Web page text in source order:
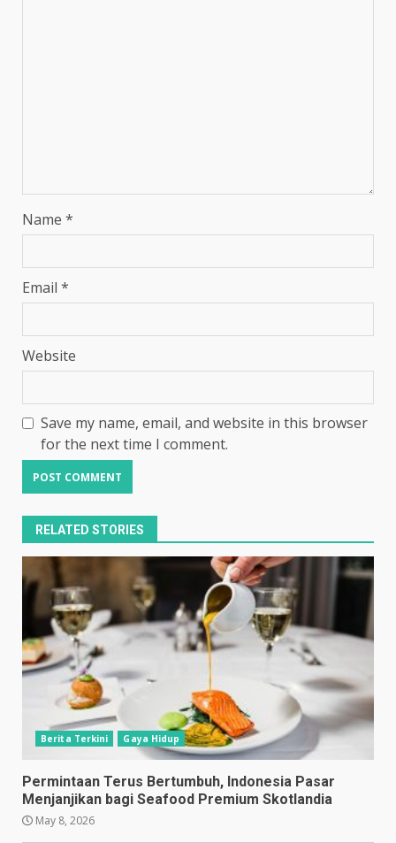
Name *
Email *
Website
Save my name, email, and website in this browser
for the next time I comment.
RELATED STORIES
Berita Terkini Gaya Hidup
Permintaan Terus Bertumbuh, Indonesia Pasar
Menjanjikan bagi Seafood Premium Skotlandia
May 8, 2026